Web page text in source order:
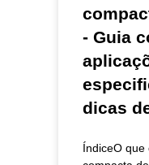
- Guia
dicas
ÍndiceO que